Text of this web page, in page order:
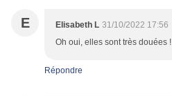
E Elisabeth L 31/10/2022 17:56
Oh oui, elles sont très douées !
Répondre